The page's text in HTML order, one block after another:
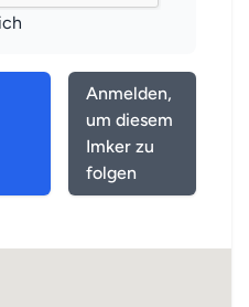
Anmelden,
um diesem
Imker zu
folgen